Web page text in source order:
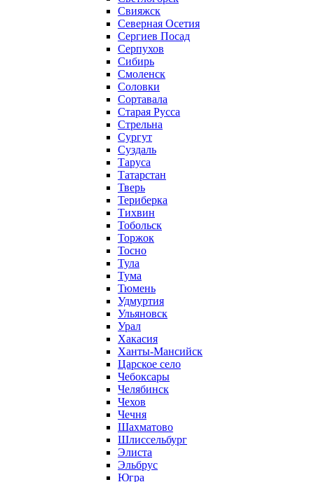
Свияжск
Северная Осетия
Сергиев Посад
Серпухов
Сибирь
Смоленск
Соловки
Сортавала
Старая Русса
Стрельна
Сургут
Суздаль
Таруса
Татарстан
Тверь
Териберка
Тихвин
Тобольск
Торжок
Тосно
Тула
Тума
Тюмень
Удмуртия
Ульяновск
Урал
Хакасия
Ханты-Мансийск
Царское село
Чебоксары
Челябинск
Чехов
Чечня
Шахматово
Шлиссельбург
Элиста
Эльбрус
Югра